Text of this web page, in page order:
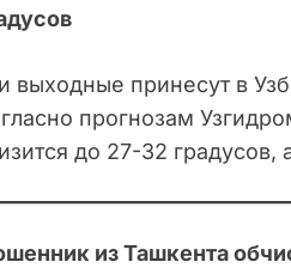
выходные принесут в
прогнозам
до 27-32 градусов,
из Ташкента